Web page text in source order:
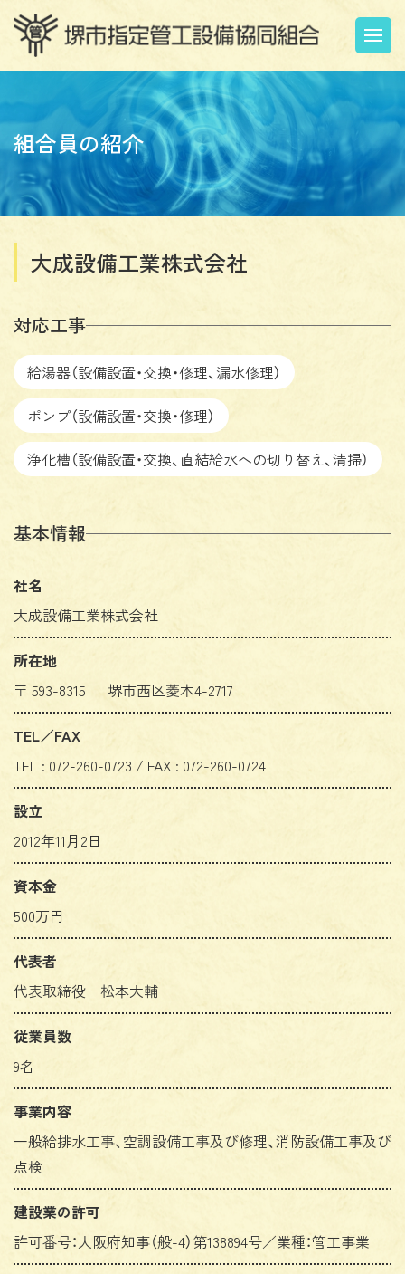
組合員の紹介
大成設備工業株式会社
対応工事
給湯器（設備設置・交換・修理、漏水修理）
ポンプ（設備設置・交換・修理）
浄化槽（設備設置・交換、直結給水への切り替え、清掃）
基本情報
社名
大成設備工業株式会社
所在地
〒 593-8315 堺市西区菱木4-2717
TEL／FAX
TEL : 072-260-0723 / FAX : 072-260-0724
設立
2012年11月2日
資本金
500万円
代表者
代表取締役 松本大輔
従業員数
9名
事業内容
一般給排水工事、空調設備工事及び修理、消防設備工事及び
点検
建設業の許可
許可番号：大阪府知事（般-4）第138894号／業種：管工事業